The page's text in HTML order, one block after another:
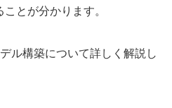
とが分かります。
ル構築について詳しく解説し